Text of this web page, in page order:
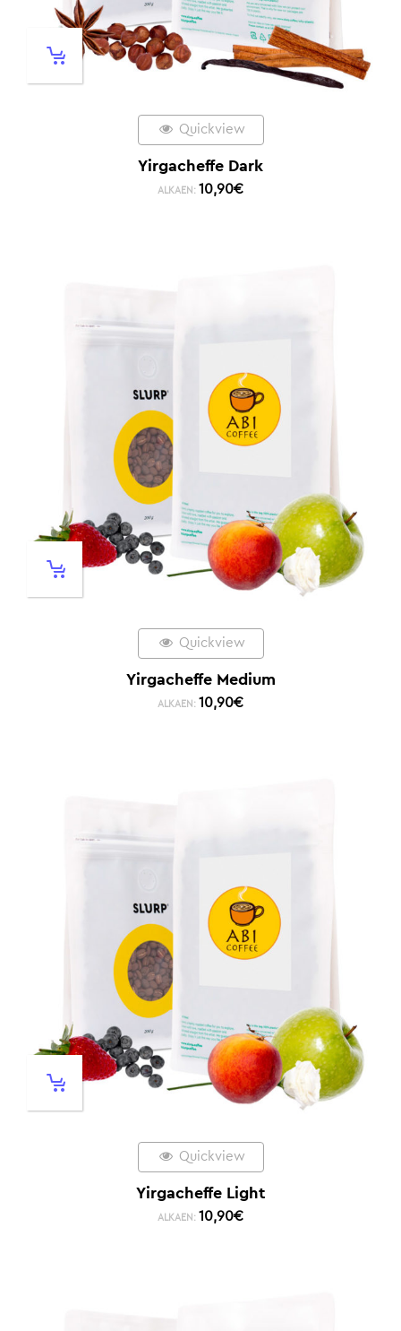
Quickview
Yirgacheffe Dark
ALKAEN: 10,90€
Quickview
Yirgacheffe Medium
ALKAEN: 10,90€
Quickview
Yirgacheffe Light
ALKAEN: 10,90€